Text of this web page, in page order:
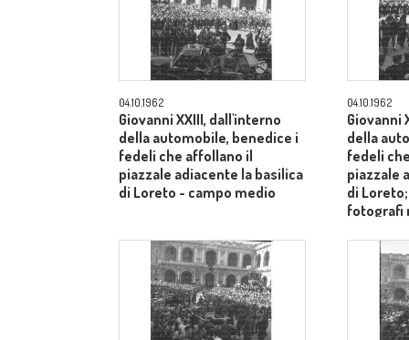
04.10.1962
Giovanni XXIII, dall'interno
della automobile, benedice i
fedeli che affollano il
piazzale adiacente la basilica
di Loreto - campo medio
04.10.1962
Giovanni
della
fedeli
piazzale
di
fotografi